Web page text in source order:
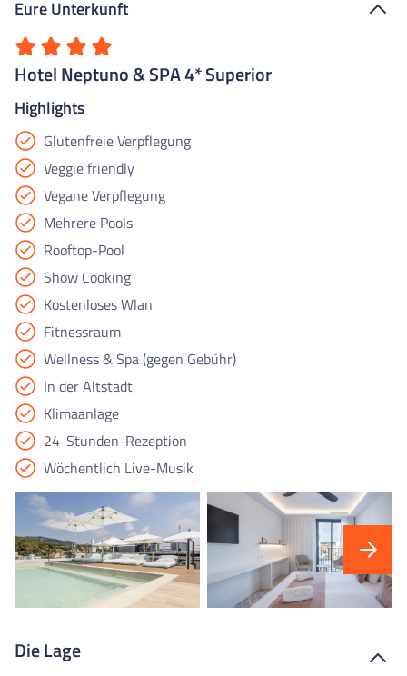
Eure Unterkunft
Hotel Neptuno & SPA 4* Superior
Highlights
Glutenfreie Verpflegung
Veggie friendly
Vegane Verpflegung
Mehrere Pools
Rooftop-Pool
Show Cooking
Kostenloses Wlan
Fitnessraum
Wellness & Spa (gegen Gebühr)
In der Altstadt
Klimaanlage
24-Stunden-Rezeption
Wöchentlich Live-Musik
Die Lage